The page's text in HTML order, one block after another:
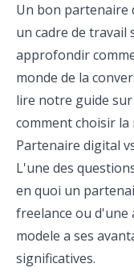
Un bon partenaire
un cadre de travail
approfondir
monde de la
lire notre guide sur
comment choisir la
Partenaire digital
L'une des
en quoi un
freelance ou d'une
modele a ses
significatives.